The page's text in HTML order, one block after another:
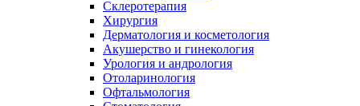
Склеротерапия
Хирургия
Дерматология и косметология
Акушерство и гинекология
Урология и андрология
Отоларинология
Офтальмология